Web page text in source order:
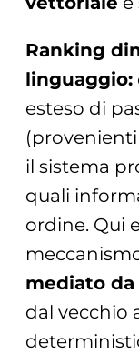
Ranking
linguaggio:
esteso di
il sistema
quali
ordine. Qui
mediato da
dal vecchio